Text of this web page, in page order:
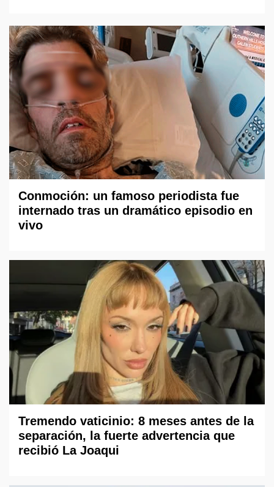
Conmoción: un famoso periodista fue
internado tras un dramático episodio en
vivo
Tremendo vaticinio: 8 meses antes de la
separación, la fuerte advertencia que
recibió La Joaqui